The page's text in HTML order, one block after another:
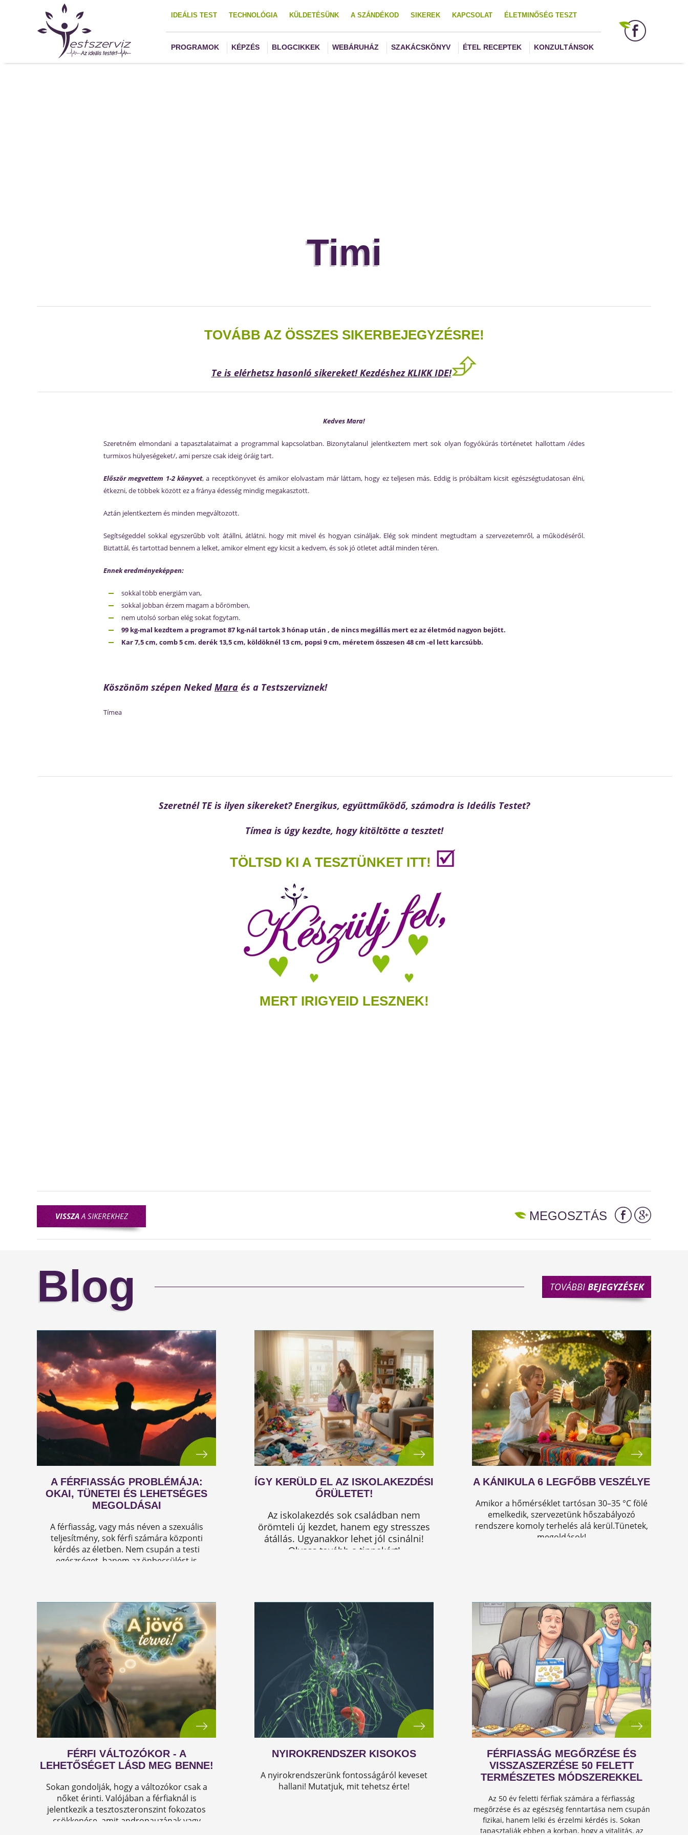
IDEÁLIS TEST TECHNOLÓGIA KÜLDETÉSÜNK A SZÁNDÉKOD SIKEREK KAPCSOLAT ÉLETMINŐSÉG TESZT
PROGRAMOK KÉPZÉS BLOGCIKKEK WEBÁRUHÁZ SZAKÁCSKÖNYV ÉTEL RECEPTEK KONZULTÁNSOK
Timi
TOVÁBB AZ ÖSSZES SIKERBEJEGYZÉSRE!
Te is elérhetsz hasonló sikereket! Kezdéshez KLIKK IDE!
Kedves Mara!
Szeretném elmondani a tapasztalataimat a programmal kapcsolatban. Bizonytalanul jelentkeztem mert sok olyan fogyókúrás történetet hallottam /édes
turmixos hülyeségeket/, ami persze csak ideig óráig tart.
Először megvettem 1-2 könyvet, a receptkönyvet és amikor elolvastam már láttam, hogy ez teljesen más. Eddig is próbáltam kicsit egészségtudatosan élni,
étkezni, de többek között ez a fránya édesség mindig megakasztott.
Aztán jelentkeztem és minden megváltozott.
Segítségeddel sokkal egyszerűbb volt átállni, átlátni. hogy mit mivel és hogyan csináljak. Elég sok mindent megtudtam a szervezetemről, a működéséről.
Biztattál, és tartottad bennem a lelket, amikor elment egy kicsit a kedvem, és sok jó ötletet adtál minden téren.
Ennek eredményeképpen:
sokkal több energiám van,
sokkal jobban érzem magam a bőrömben,
nem utolsó sorban elég sokat fogytam.
99 kg-mal kezdtem a programot 87 kg-nál tartok 3 hónap után , de nincs megállás mert ez az életmód nagyon bejött.
Kar 7,5 cm, comb 5 cm. derék 13,5 cm, köldöknél 13 cm, popsi 9 cm, méretem összesen 48 cm -el lett karcsúbb.
Köszönöm szépen Neked Mara és a Testszerviznek!
Tímea
Szeretnél TE is ilyen sikereket? Energikus, együttműködő, számodra is Ideális Testet?
Tímea is úgy kezdte, hogy kitöltötte a tesztet!
TÖLTSD KI A TESZTÜNKET ITT!
MERT IRIGYEID LESZNEK!
VISSZAA SIKEREKHEZ MEGOSZTÁS
Blog TOVÁBBIBEJEGYZÉSEK
A FÉRFIASSÁG PROBLÉMÁJA:
OKAI, TÜNETEI ÉS LEHETSÉGES
MEGOLDÁSAI
A férfiasság, vagy más néven a szexuális
teljesítmény, sok férfi számára központi
kérdés az életben. Nem csupán a testi
egészséget, hanem az önbecsülést is
ÍGY KERÜLD EL AZ ISKOLAKEZDÉSI
ŐRÜLETET!
Az iskolakezdés sok családban nem
örömteli új kezdet, hanem egy stresszes
átállás. Ugyanakkor lehet jól csinálni!
Olvass tovább a tippekért!
A KÁNIKULA 6 LEGFŐBB VESZÉLYE
Amikor a hőmérséklet tartósan 30–35 °C fölé
emelkedik, szervezetünk hőszabályozó
rendszere komoly terhelés alá kerül.Tünetek,
megoldások!
FÉRFI VÁLTOZÓKOR - A
LEHETŐSÉGET LÁSD MEG BENNE!
Sokan gondolják, hogy a változókor csak a
nőket érinti. Valójában a férfiaknál is
jelentkezik a tesztoszteronszint fokozatos
csökkenése, amit andropauzának vagy
NYIROKRENDSZER KISOKOS
A nyirokrendszerünk fontosságáról keveset
hallani! Mutatjuk, mit tehetsz érte!
FÉRFIASSÁG MEGŐRZÉSE ÉS
VISSZASZERZÉSE 50 FELETT
TERMÉSZETES MÓDSZEREKKEL
Az 50 év feletti férfiak számára a férfiasság
megőrzése és az egészség fenntartása nem csupán
fizikai, hanem lelki és érzelmi kérdés is. Sokan
tapasztalják ebben a korban, hogy a vitalitás, az